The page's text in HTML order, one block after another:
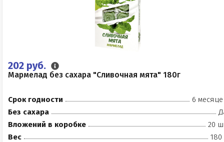
202 руб.
Мармелад без сахара "Сливочная мята" 180г
Срок годности
6
Без сахара
Вложений в коробке
20
Вес
180